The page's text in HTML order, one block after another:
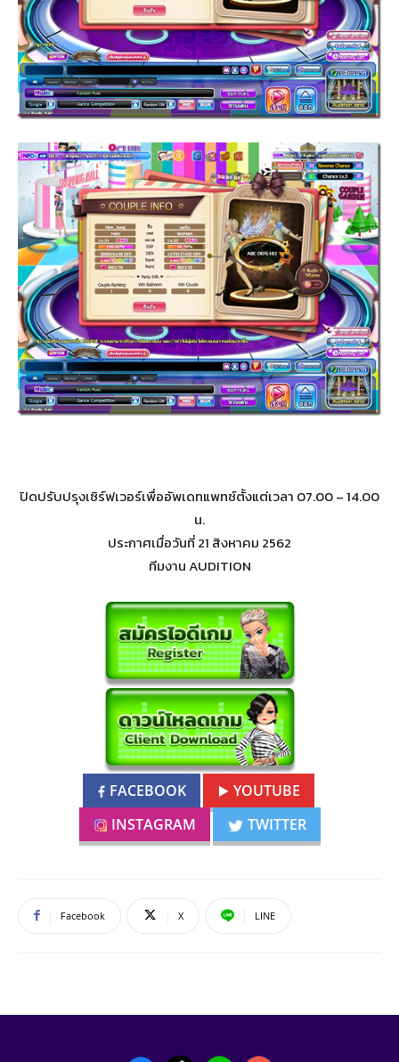
ปิดปรับปรุงเซิร์ฟเวอร์เพื่ออัพเดทแพทช์ตั้งแต่เวลา 07.00 – 14.00
น.
ประกาศเมื่อวันที่ 21 สิงหาคม 2562
ทีมงาน AUDITION
FACEBOOK
YOUTUBE
INSTAGRAM
TWITTER
Facebook X LINE